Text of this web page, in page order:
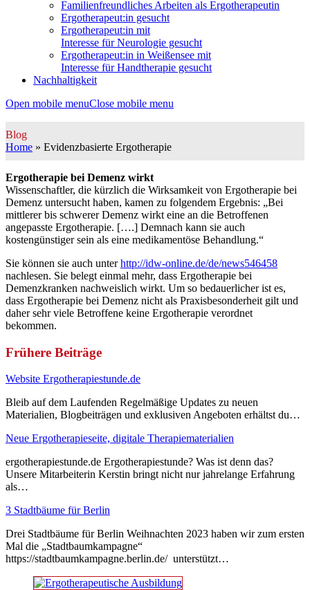
Familienfreundliches Arbeiten als Ergotherapeutin
Ergotherapeut:in gesucht
Ergotherapeut:in mit
Interesse für Neurologie gesucht
Ergotherapeut:in in Weißensee mit
Interesse für Handtherapie gesucht
Nachhaltigkeit
Open mobile menuClose mobile menu
Blog
Home » Evidenzbasierte Ergotherapie
Ergotherapie bei Demenz wirkt
Wissenschaftler, die kürzlich die Wirksamkeit von Ergotherapie bei
Demenz untersucht haben, kamen zu folgendem Ergebnis: „Bei
mittlerer bis schwerer Demenz wirkt eine an die Betroffenen
angepasste Ergotherapie. [….] Demnach kann sie auch
kostengünstiger sein als eine medikamentöse Behandlung.“
Sie können sie auch unterhttp://idw-online.de/de/news546458
nachlesen. Sie belegt einmal mehr, dass Ergotherapie bei
Demenzkranken nachweislich wirkt. Um so bedauerlicher ist es,
dass Ergotherapie bei Demenz nicht als Praxisbesonderheit gilt und
daher sehr viele Betroffene keine Ergotherapie verordnet
bekommen.
Frühere Beiträge
Website Ergotherapiestunde.de
Bleib auf dem Laufenden Regelmäßige Updates zu neuen
Materialien, Blogbeiträgen und exklusiven Angeboten erhältst du…
Neue Ergotherapieseite, digitale Therapiematerialien
ergotherapiestunde.de Ergotherapiestunde? Was ist denn das?
Unsere Mitarbeiterin Kerstin bringt nicht nur jahrelange Erfahrung
als…
3 Stadtbäume für Berlin
Drei Stadtbäume für Berlin Weihnachten 2023 haben wir zum ersten
Mal die „Stadtbaumkampagne“
https://stadtbaumkampagne.berlin.de/ unterstützt…